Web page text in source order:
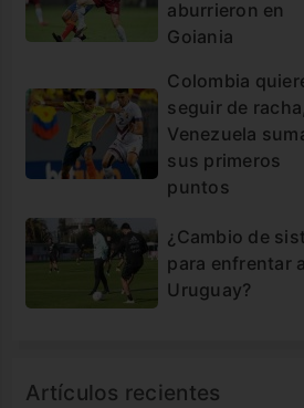
aburrieron en
Goiania
Colombia
seguir de racha,
Venezuela
sus primeros
puntos
¿Cambio de
para enfrentar a
Uruguay?
Artículos recientes